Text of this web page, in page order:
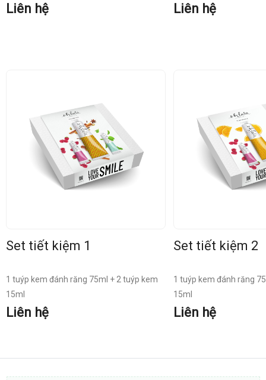
Liên hệ Liên hệ
Set tiết kiệm 1
1 tuýp kem đánh răng 75ml + 2 tuýp kem
15ml
Liên hệ
Set tiết kiệm 2
1 tuýp kem đánh răng
15ml
Liên hệ